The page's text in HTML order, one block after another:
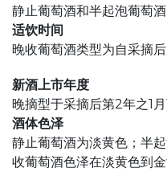
静止葡萄酒和半起泡葡萄
适饮时间
晚收葡萄酒类型为自采摘
新酒上市年度
晚摘型于采摘后第2年之1月
酒体色泽
静止葡萄酒为淡黄色；半
收葡萄酒色泽在淡黄色到金